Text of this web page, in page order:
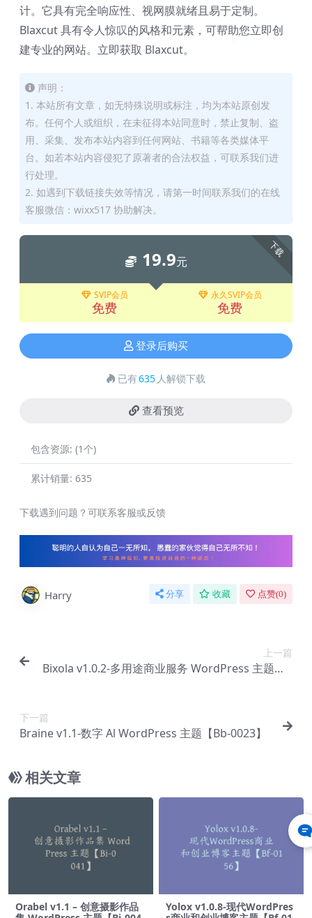
❅
❅
计。它具有完全响应性、视网膜就绪且易于定制。
Blaxcut 具有令人惊叹的风格和元素，可帮助您立即创
建专业的网站。立即获取 Blaxcut。
声明：
1. 本站所有文章，如无特殊说明或标注，均为本站原创发
布。任何个人或组织，在未征得本站同意时，禁止复制、盗
用、采集、发布本站内容到任何网站、书籍等各类媒体平
台。如若本站内容侵犯了原著者的合法权益，可联系我们进
行处理。
2. 如遇到下载链接失效等情况，请第一时间联系我们的在线
客服微信：wixx517 协助解决。
下载
19.9元
SVIP会员
免费
永久SVIP会员
免费
登录后购买
已有635 人解锁下载
查看预览
包含资源: (1个)
累计销量: 635
下载遇到问题？可联系客服或反馈
Harry 分享 收藏 点赞(0)
上一篇
Bixola v1.0.2-多用途商业服务 WordPress 主题【B
下一篇
Braine v1.1-数字 Al WordPress 主题【Bb-0023】
相关文章
Orabel v1.1 – 创意摄影作品
Yolox v1.0.8-现代WordPres